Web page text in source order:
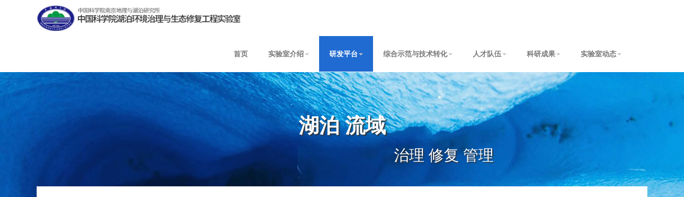
首页 实验室介绍 研发平台 综合示范与技术转化 人才队伍 科研成果 实验室动态
湖泊 流域
治理 修复 管理